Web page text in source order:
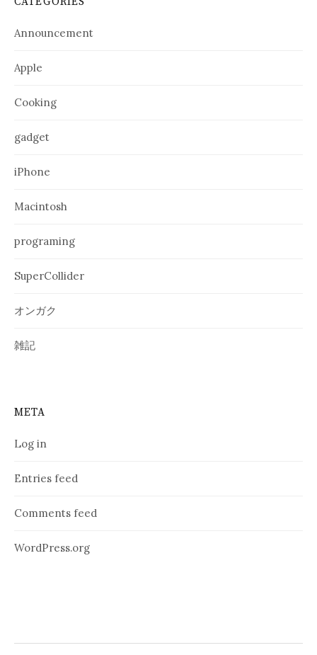
Announcement
Apple
Cooking
gadget
iPhone
Macintosh
programing
SuperCollider
オンガク
雑記
META
Log in
Entries feed
Comments feed
WordPress.org